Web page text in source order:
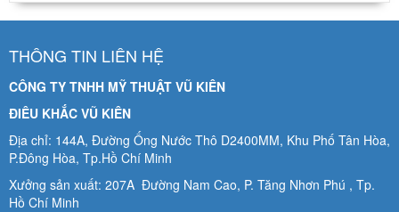
THÔNG TIN LIÊN HỆ
CÔNG TY TNHH MỸ THUẬT VŨ KIÊN
ĐIÊU KHẮC VŨ KIÊN
Địa chỉ: 144A, Đường Ống Nước Thô D2400MM, Khu Phố Tân Hòa,
P.Đông Hòa, Tp.Hồ Chí Minh
Xưởng sản xuất: 207A Đường Nam Cao, P. Tăng Nhơn Phú , Tp.
Hồ Chí Minh